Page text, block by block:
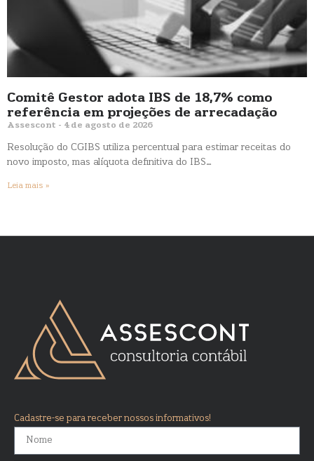
Comitê Gestor adota IBS de 18,7% como
referência em projeções de arrecadação
Assescont 4 de agosto de 2026
Resolução do CGIBS utiliza percentual para estimar receitas do
novo imposto, mas alíquota definitiva do IBS…
Leia mais »
Cadastre-se para receber nossos informativos!